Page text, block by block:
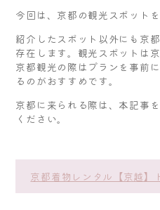
今回は、京都の観光スポットを
紹介したスポット以外にも京
存在します。観光スポットは
京都観光の際はプランを事前
るのがおすすめです。
京都に来られる際は、本記事
ください。
京都着物レンタル【京越】